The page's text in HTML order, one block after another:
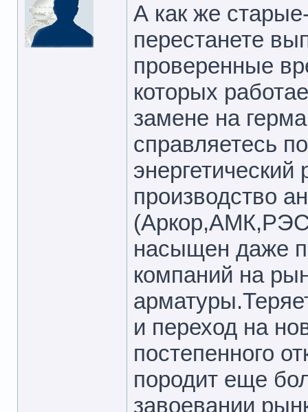
А как же
перестанете
проверенные
которых
замене на
справляетесь
производство
насыщен даже
компаний на
и переход на
постепенного
породит еще
завоевании